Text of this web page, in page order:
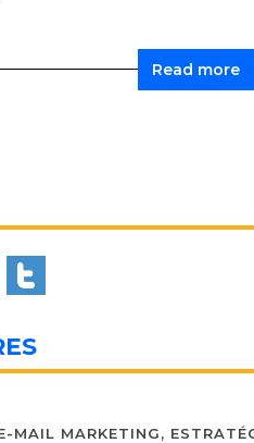
Read more
MAIL MARKETING,